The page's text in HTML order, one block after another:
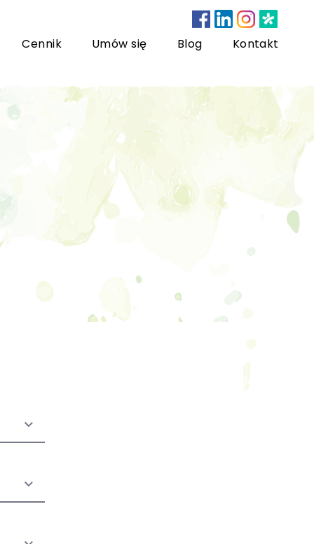
Cennik Umów się Blog Kontakt
bariatryczne
dzieci i młodzieży
rodzinna
Trening Umiejętności Społecznych dla dzieci i